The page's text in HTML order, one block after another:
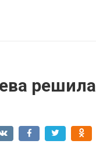
решила